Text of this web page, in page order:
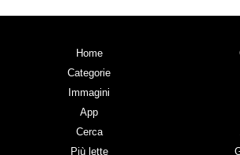
Home
Categorie
Immagini
App
Cerca
Più lette